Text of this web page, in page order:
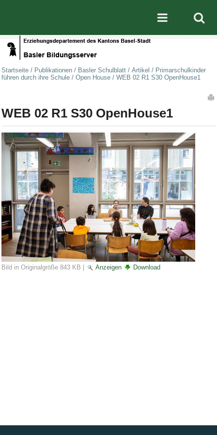
Mobile
Startseite / Publikationen / Basler Schulblatt / Artikel / Primarschulkinder
führen durch ihre Schule / Open House / WEB 02 R1 S30 OpenHouse1
WEB 02 R1 S30 OpenHouse1
Bild in Originalgröße 843 KB Anzeigen Download